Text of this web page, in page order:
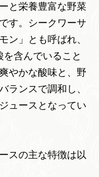
と栄養豊富な野菜
す。シークワーサ
ン」とも呼ばれ、
を含んでいること
やかな酸味と、野
ランスで調和し、
ュースとなってい
スの主な特徴は以